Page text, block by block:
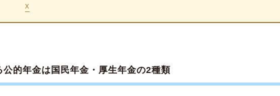
できず、貯金もない人
受給できる人
基本手当を受給したい人
X
公的年金は国民年金・厚生年金の2種類